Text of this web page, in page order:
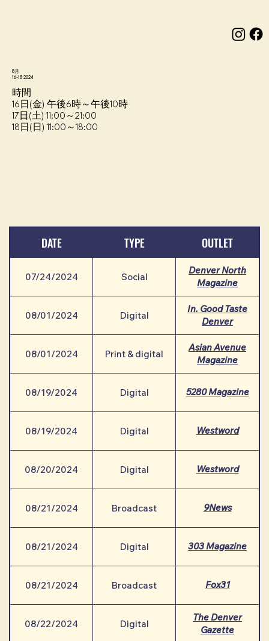
8月
16-18 2024
時間
16日(金) 午後6時～午後10時
17日(土) 11:00～21:00
18日(日) 11:00～18:00
DATE TYPE OUTLET
07/24/2024 Social
Denver North
Magazine
08/01/2024 Digital
In. Good Taste
Denver
08/01/2024 Print & digital
Asian Avenue
Magazine
08/19/2024 Digital 5280 Magazine
08/19/2024 Digital Westword
08/20/2024 Digital Westword
08/21/2024 Broadcast 9News
08/21/2024 Digital 303 Magazine
08/21/2024 Broadcast Fox31
08/22/2024 Digital
The Denver
Gazette